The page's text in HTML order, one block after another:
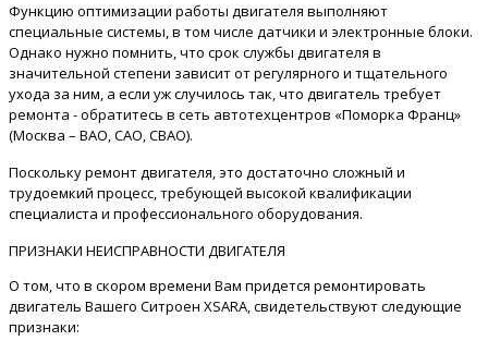
Функцию оптимизации работы двигателя выполняют
специальные системы, в том числе датчики и электронные блоки.
Однако нужно помнить, что срок службы двигателя в
значительной степени зависит от регулярного и тщательного
ухода за ним, а если уж случилось так, что двигатель требует
ремонта - обратитесь в сеть автотехцентров «Поморка Франц»
(Москва – ВАО, САО, СВАО).
Поскольку ремонт двигателя, это достаточно сложный и
трудоемкий процесс, требующей высокой квалификации
специалиста и профессионального оборудования.
ПРИЗНАКИ НЕИСПРАВНОСТИ ДВИГАТЕЛЯ
О том, что в скором времени Вам придется ремонтировать
двигатель Вашего Ситроен XSARA, свидетельствуют следующие
признаки: